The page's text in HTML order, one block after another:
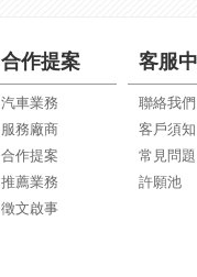
合作提案
汽車業務
服務廠商
合作提案
推薦業務
徵文啟事
客服
聯絡我們
客戶須知
常見問題
許願池